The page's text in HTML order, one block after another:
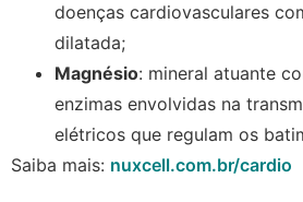
doenças cardiovasculares
dilatada;
Magnésio: mineral atuante
enzimas envolvidas na
elétricos que regulam os
Saiba mais: nuxcell.com.br/cardio